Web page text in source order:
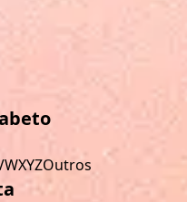
WXYZOutros